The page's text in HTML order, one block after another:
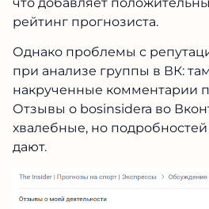
виде скринов переписок с
отличие ототзывов в
используют подобные
манипуляций, что
моментов в рейтинг
Однако проблемы с
при анализе группы в ВК:
используют накрученные
пользователей. Отзывы о
Вконтакте только
ФУТБОЛЬНЫЙ